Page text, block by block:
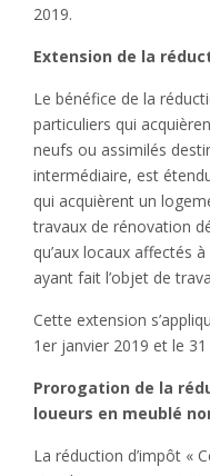
2019.
Extension de la
Le bénéfice de la
particuliers qui
neufs ou assimilés
intermédiaire, est
qui acquièrent un
travaux de rénovation
qu’aux locaux affectés
ayant fait l’objet de
Cette extension
1er janvier 2019 et le
Prorogation de la
loueurs en meublé
La réduction d’impôt «